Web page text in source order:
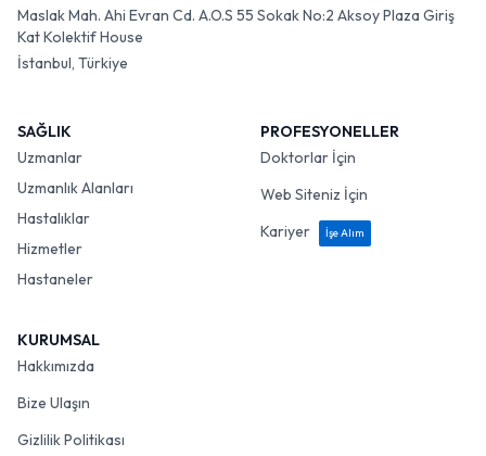
Maslak Mah. Ahi Evran Cd. A.O.S 55 Sokak No:2 Aksoy Plaza Giriş
Kat Kolektif House
İstanbul, Türkiye
SAĞLIK
Uzmanlar
Uzmanlık Alanları
Hastalıklar
Hizmetler
Hastaneler
PROFESYONELLER
Doktorlar İçin
Web Siteniz İçin
Kariyer
İşe Alım
KURUMSAL
Hakkımızda
Bize Ulaşın
Gizlilik Politikası